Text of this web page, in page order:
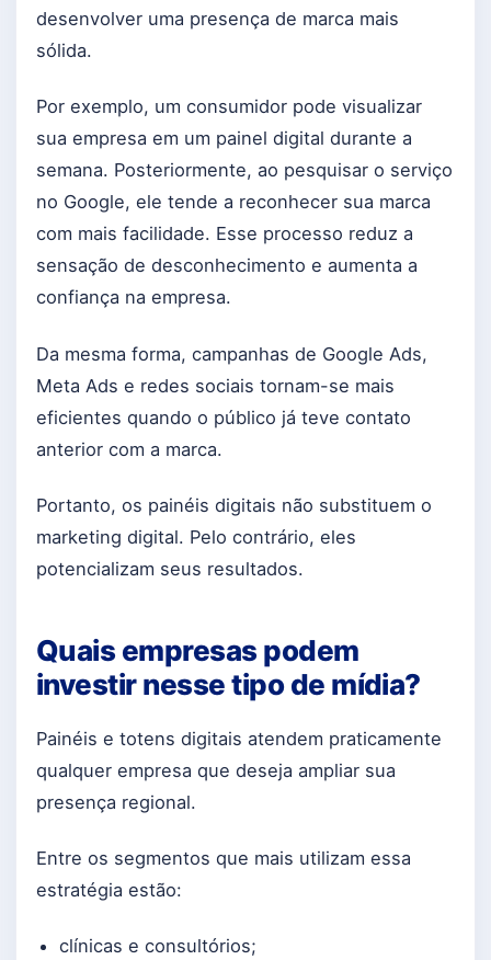
desenvolver uma presença de marca mais
sólida.
Por exemplo, um consumidor pode visualizar
sua empresa em um painel digital durante a
semana. Posteriormente, ao pesquisar o serviço
no Google, ele tende a reconhecer sua marca
com mais facilidade. Esse processo reduz a
sensação de desconhecimento e aumenta a
confiança na empresa.
Da mesma forma, campanhas de Google Ads,
Meta Ads e redes sociais tornam-se mais
eficientes quando o público já teve contato
anterior com a marca.
Portanto, os painéis digitais não substituem o
marketing digital. Pelo contrário, eles
potencializam seus resultados.
Quais empresas podem
investir nesse tipo de mídia?
Painéis e totens digitais atendem praticamente
qualquer empresa que deseja ampliar sua
presença regional.
Entre os segmentos que mais utilizam essa
estratégia estão:
clínicas e consultórios;